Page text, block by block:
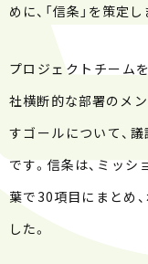
めに、「信条」を策定し
プロジェクトチーム
社横断的な部署のメ
すゴールについて、
です。信条は、ミッ
葉で30項目にまとめ
した。